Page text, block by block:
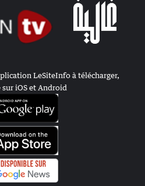
LeSiteInfo à télécharger,
iOS et Android